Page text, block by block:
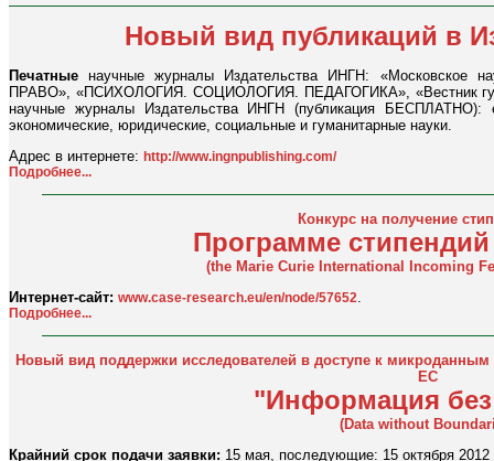
Новый вид публикаций в
Печатные научные журналы Издательства ИНГН: «Московское
ПРАВО», «ПСИХОЛОГИЯ. СОЦИОЛОГИЯ. ПЕДАГОГИКА», «Вестник
научные журналы Издательства ИНГН (публикация БЕСПЛАТНО):
экономические, юридические, социальные и гуманитарные науки.
Адрес в интернете: http://www.ingnpublishing.com/
Подробнее...
Конкурс на получение
Программе
(the Marie Curie International Incoming
Интернет-сайт: www.case-research.eu/en/node/57652.
Подробнее...
Новый вид поддержки исследователей в доступе к микроданным
ЕС
"Информация без
(Data without
Крайний срок подачи заявки: 15 мая, последующие: 15 октября 2012